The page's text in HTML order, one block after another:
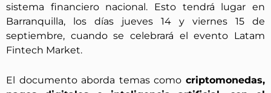
sistema financiero nacional. Esto tendrá lugar en
Barranquilla, los días jueves 14 y viernes 15 de
septiembre, cuando se celebrará el evento Latam
Fintech Market.
El documento aborda temas como criptomonedas,